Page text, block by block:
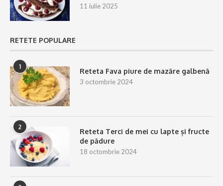
11 iulie 2025
RETETE POPULARE
1
Reteta Fava piure de mazăre galbenă
3 octombrie 2024
2
Reteta Terci de mei cu lapte și fructe
de pădure
18 octombrie 2024